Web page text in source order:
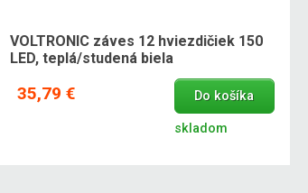
VOLTRONIC záves 12 hviezdičiek 150
LED, teplá/studená biela
35,79 € Do košíka
skladom